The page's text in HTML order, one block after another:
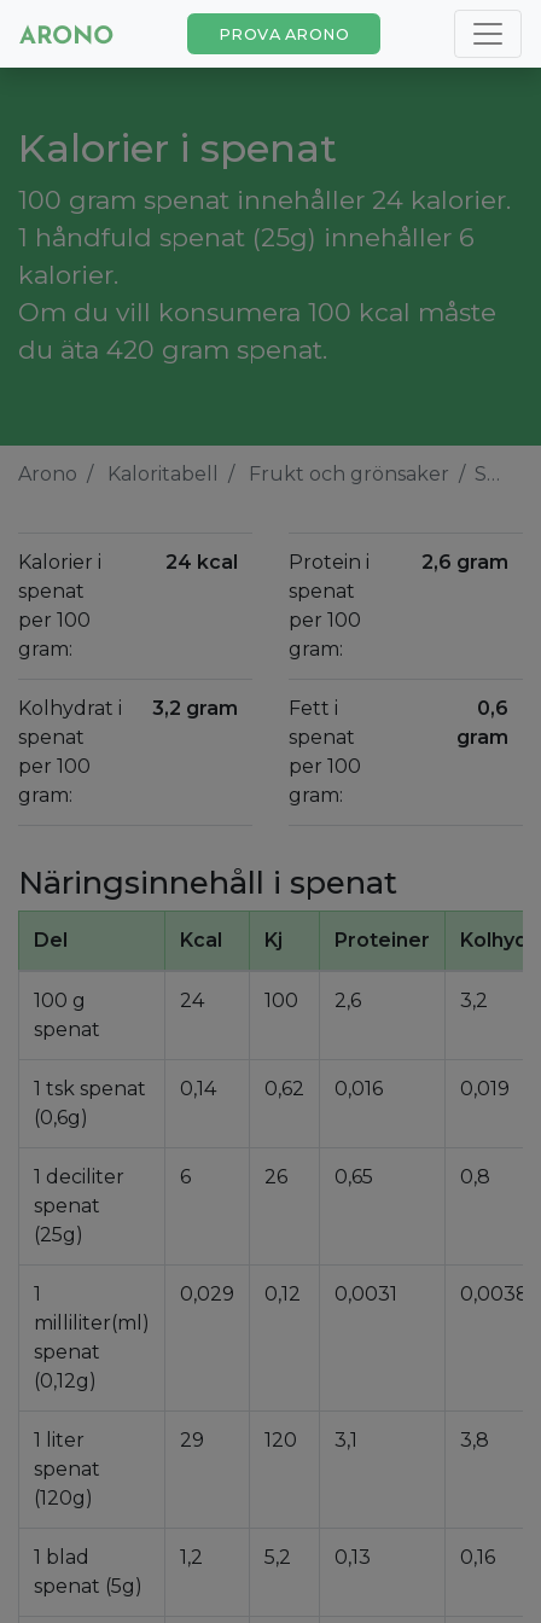
PROVA ARONO
Kalorier i spenat
100 gram spenat innehåller 24 kalorier.
1 håndfuld spenat (25g) innehåller 6
kalorier.
Om du vill konsumera 100 kcal måste
du äta 420 gram spenat.
Arono Kaloritabell Frukt och grönsaker Spenat
Kalorier i
spenat
per 100
gram:
24 kcal
Kolhydrat i
spenat
per 100
gram:
3,2 gram
Protein i
spenat
per 100
gram:
2,6 gram
Fett i
spenat
per 100
gram:
0,6
gram
Näringsinnehåll i spenat
Del Kcal Kj Proteiner
100 g
spenat
24 100 2,6 3,2
1 tsk spenat
(0,6g)
0,14 0,62 0,016 0,019
1 deciliter
spenat
(25g)
6 26 0,65 0,8
1
milliliter(ml)
spenat
(0,12g)
0,029 0,12 0,0031 0,0038
1 liter
spenat
(120g)
29 120 3,1 3,8
1 blad
spenat (5g)
1,2 5,2 0,13 0,16